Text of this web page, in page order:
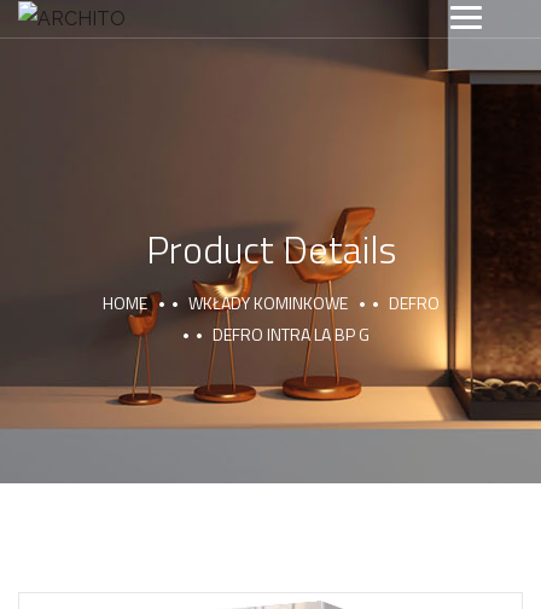
Product Details
HOME WKŁADY KOMINKOWE
DEFRO
DEFRO INTRA LA BP G